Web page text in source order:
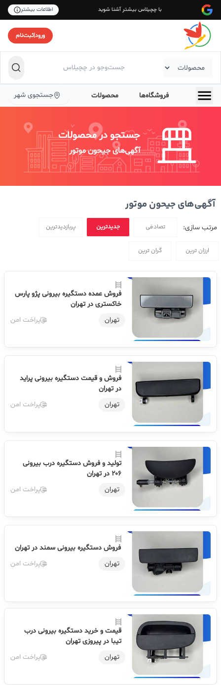
با چچیلاس بیشتر آشنا شوید اطلاعات بیشتر
ورود|ثبت‌نام
فروشگاه‌ها محصولات جستجوی شهر
جستجو در محصولات
آگهی‌های جیحون موتور
آگهی‌های جیحون موتور
مرتب سازی: تصادفی جدیدترین پربازدیدترین
ارزان ترین گران ترین
فروش عمده دستگیره بیرونی پژو پارس
خاکستری در تهران
تهران
پراخت امن
فروش و قیمت دستگیره بیرونی پراید
در تهران
تهران
پراخت امن
تولید و فروش دستگیره درب بیرونی
۲۰۶ در تهران
تهران
پراخت امن
فروش دستگیره بیرونی سمند در تهران
تهران
پراخت امن
قیمت و خرید دستگیره بیرونی درب
تیبا در پیروزی تهران
تهران
پراخت امن